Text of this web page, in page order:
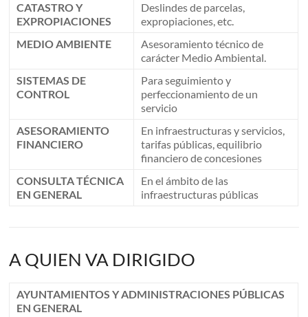
CATASTRO Y
EXPROPIACIONES
Deslindes de parcelas,
expropiaciones, etc.
MEDIO AMBIENTE
Asesoramiento técnico de
carácter Medio Ambiental.
SISTEMAS DE
CONTROL
Para seguimiento y
perfeccionamiento de un
servicio
ASESORAMIENTO
FINANCIERO
En infraestructuras y servicios,
tarifas públicas, equilibrio
financiero de concesiones
CONSULTA TÉCNICA
EN GENERAL
En el ámbito de las
infraestructuras públicas
A QUIEN VA DIRIGIDO
AYUNTAMIENTOS Y ADMINISTRACIONES PÚBLICAS
EN GENERAL